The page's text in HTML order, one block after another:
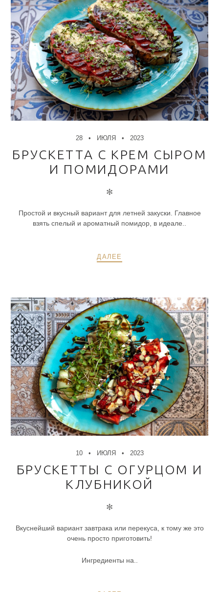
28 ИЮЛЯ 2023
БРУСКЕТТА С КРЕМ СЫРОМ
И ПОМИДОРАМИ
✻
Простой и вкусный вариант для летней закуски. Главное
взять спелый и ароматный помидор, в идеале..
ДАЛЕЕ
10 ИЮЛЯ 2023
БРУСКЕТТЫ С ОГУРЦОМ И
КЛУБНИКОЙ
✻
Вкуснейший вариант завтрака или перекуса, к тому же это
очень просто приготовить!
Ингредиенты на..